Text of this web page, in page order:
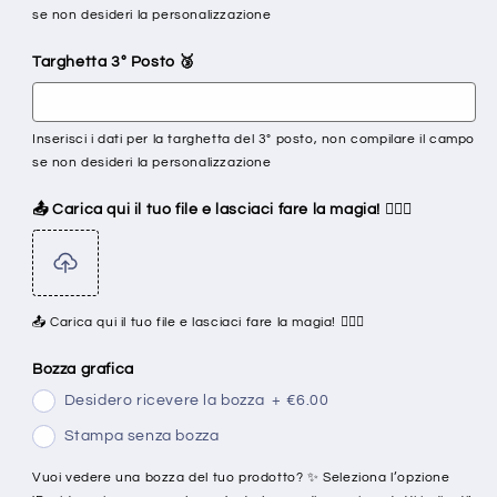
se non desideri la personalizzazione
Targhetta 3° Posto 🥉
Inserisci i dati per la targhetta del 3° posto, non compilare il campo
se non desideri la personalizzazione
📤 Carica qui il tuo file e lasciaci fare la magia! 🧙‍♂️✨
📤 Carica qui il tuo file e lasciaci fare la magia! 🧙‍♂️✨
Bozza grafica
Desidero ricevere la bozza + €6.00
Stampa senza bozza
Vuoi vedere una bozza del tuo prodotto? ✨ Seleziona l’opzione